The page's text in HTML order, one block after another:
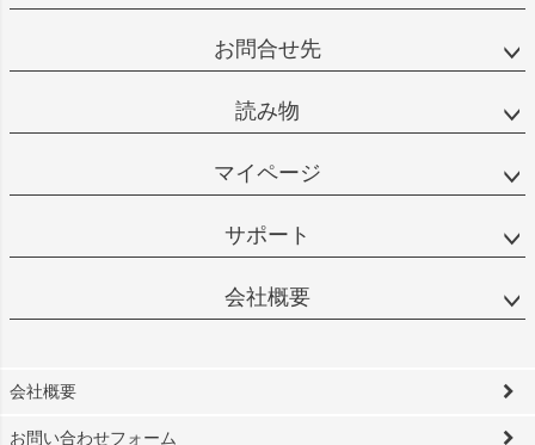
お問合せ先
読み物
マイページ
サポート
会社概要
会社概要
お問い合わせフォーム